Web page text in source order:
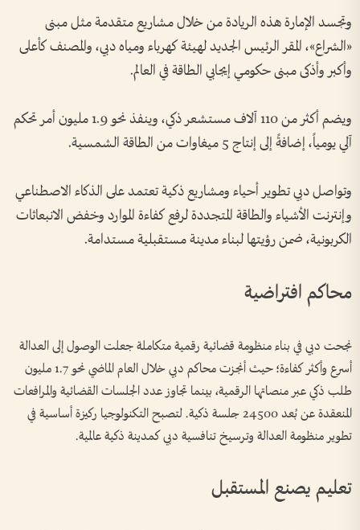
وتجسد الإمارة هذه الريادة من خلال مشاريع متقدمة مثل مبنى
«الشراع»، المقر الرئيس الجديد لهيئة كهرباء ومياه دبي، والمصنف كأعلى
وأكبر وأذكى مبنى حكومي إيجابي الطاقة في العالم.
ويضم أكثر من 110 آلاف مستشعر ذكي، وينفذ نحو 1.9 مليون أمر تحكم
آلي يومياً، إضافةً إلى إنتاج 5 ميغاوات من الطاقة الشمسية.
وتواصل دبي تطوير أحياء ومشاريع ذكية تعتمد على الذكاء الاصطناعي
وإنترنت الأشياء والطاقة المتجددة لرفع كفاءة الموارد وخفض الانبعاثات
الكربونية، ضمن رؤيتها لبناء مدينة مستقبلية مستدامة.
محاكم افتراضية
نجحت دبي في بناء منظومة قضائية رقمية متكاملة جعلت الوصول إلى العدالة
أسرع وأكثر كفاءة؛ حيث أنجزت محاكم دبي خلال العام الماضي نحو 1.7 مليون
طلب ذكي عبر منصاتها الرقمية، بينما تجاوز عدد الجلسات القضائية والمرافعات
المنعقدة عن بُعد 24500 جلسة ذكية. لتصبح التكنولوجيا ركيزة أساسية في
تطوير منظومة العدالة وترسيخ تنافسية دبي كمدينة ذكية عالمية.
تعليم يصنع المستقبل